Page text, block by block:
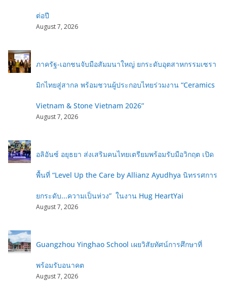
ต่อปี
August 7, 2026
ภาครัฐ-เอกชนจับมือสัมมนาใหญ่ ยกระดับอุตสาหกรรมเซรา
มิกไทยสู่สากล พร้อมชวนผู้ประกอบไทยร่วมงาน “Ceramics
Vietnam & Stone Vietnam 2026”
August 7, 2026
อลิอันซ์ อยุธยา ส่งเสริมคนไทยเตรียมพร้อมรับมือวิกฤต เปิด
พื้นที่ “Level Up the Care by Allianz Ayudhya นิทรรศการ
ยกระดับ...ความเป็นห่วง” ในงาน Hug HeartYai
August 7, 2026
Guangzhou Yinghao School เผยวิสัยทัศน์การศึกษาที่
พร้อมรับอนาคต
August 7, 2026